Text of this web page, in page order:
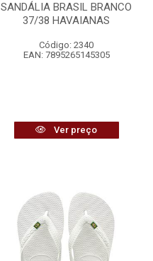
SANDÁLIA BRASIL BRANCO
37/38 HAVAIANAS
Código: 2340
EAN: 7895265145305
Ver preço